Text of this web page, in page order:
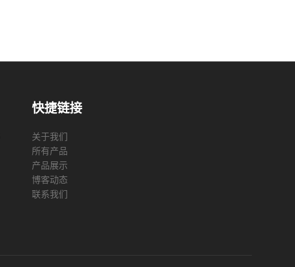
快捷链接
关于我们
所有产品
产品展示
博客动态
联系我们